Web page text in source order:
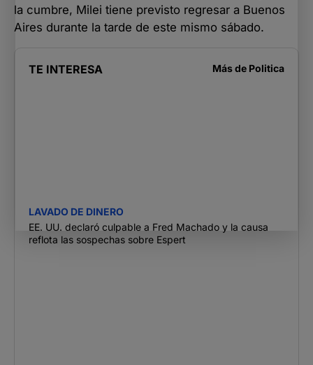
la cumbre, Milei tiene previsto regresar a Buenos
Aires durante la tarde de este mismo sábado.
TE INTERESA Más de Politica
LAVADO DE DINERO
EE. UU. declaró culpable a Fred Machado y la causa
reflota las sospechas sobre Espert